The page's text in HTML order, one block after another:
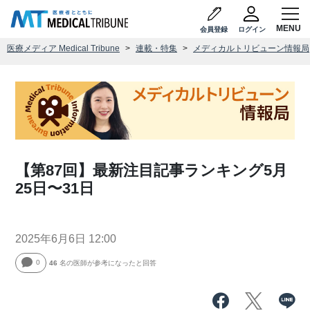
会員登録 ログイン
医療メディア Medical Tribune 連載・特集 メディカルトリビューン情報局
【第87回】最新注目記事ランキング5月
25日〜31日
2025年6月6日 12:00
0 46 名の医師が参考になったと回答